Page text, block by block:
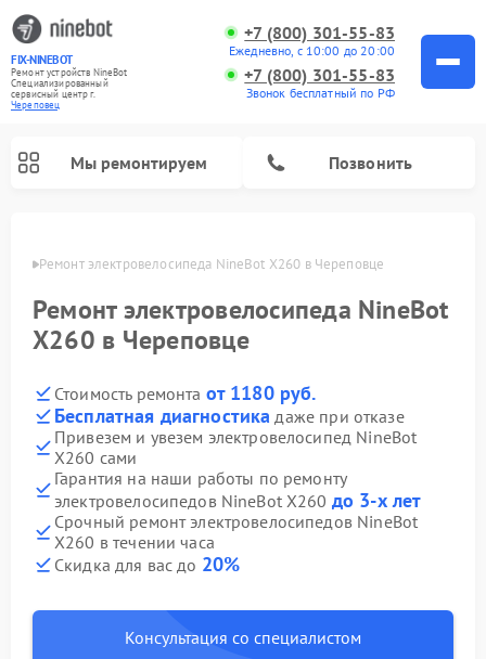
FIX-NINEBOT
Ремонт устройств NineBot
Специализированный
cервисный центр г.
Череповец
+7 (800) 301-55-83
Ежедневно, с 10:00 до 20:00
+7 (800) 301-55-83
Звонок бесплатный по РФ
Мы ремонтируем Позвонить
Ремонт электровелосипеда NineBot X260 в Череповце
Ремонт электровелосипеда NineBot
X260 в Череповце
Стоимость ремонта от 1180 руб.
Бесплатная диагностика даже при отказе
Привезем и увезем электровелосипед NineBot
X260 сами
Гарантия на наши работы по ремонту
электровелосипедов NineBot X260 до 3-х лет
Срочный ремонт электровелосипедов NineBot
X260 в течении часа
Скидка для вас до 20%
Консультация со специалистом